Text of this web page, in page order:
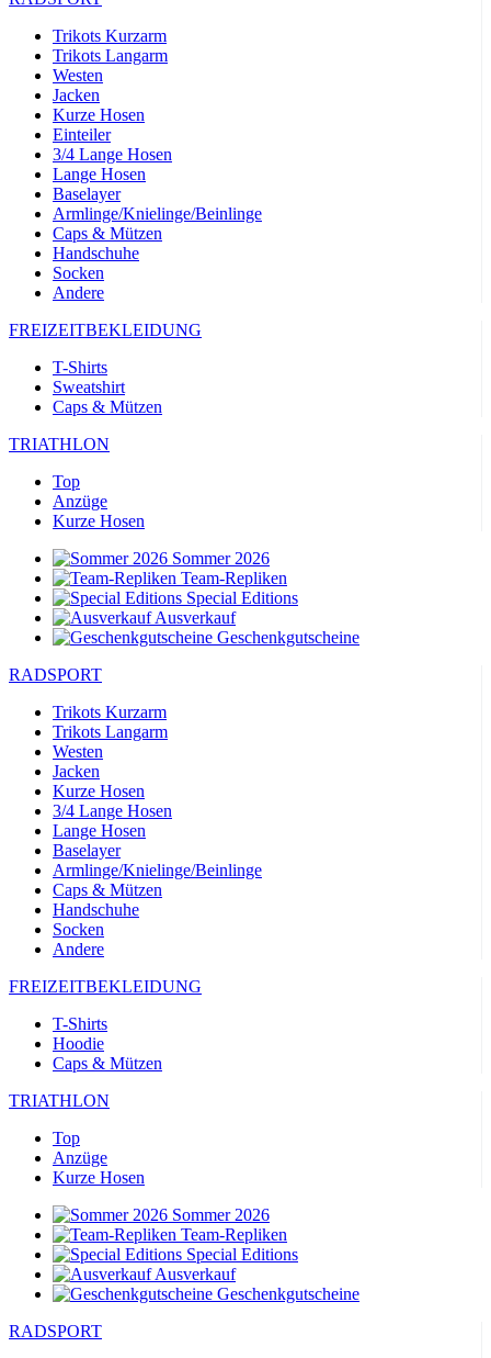
Trikots Kurzarm
Trikots Langarm
Westen
Jacken
Kurze Hosen
Einteiler
3/4 Lange Hosen
Lange Hosen
Baselayer
Armlinge/Knielinge/Beinlinge
Caps & Mützen
Handschuhe
Socken
Andere
FREIZEITBEKLEIDUNG
T-Shirts
Sweatshirt
Caps & Mützen
TRIATHLON
Top
Anzüge
Kurze Hosen
Sommer 2026
Team-Repliken
Special Editions
Ausverkauf
Geschenkgutscheine
RADSPORT
Trikots Kurzarm
Trikots Langarm
Westen
Jacken
Kurze Hosen
3/4 Lange Hosen
Lange Hosen
Baselayer
Armlinge/Knielinge/Beinlinge
Caps & Mützen
Handschuhe
Socken
Andere
FREIZEITBEKLEIDUNG
T-Shirts
Hoodie
Caps & Mützen
TRIATHLON
Top
Anzüge
Kurze Hosen
Sommer 2026
Team-Repliken
Special Editions
Ausverkauf
Geschenkgutscheine
RADSPORT